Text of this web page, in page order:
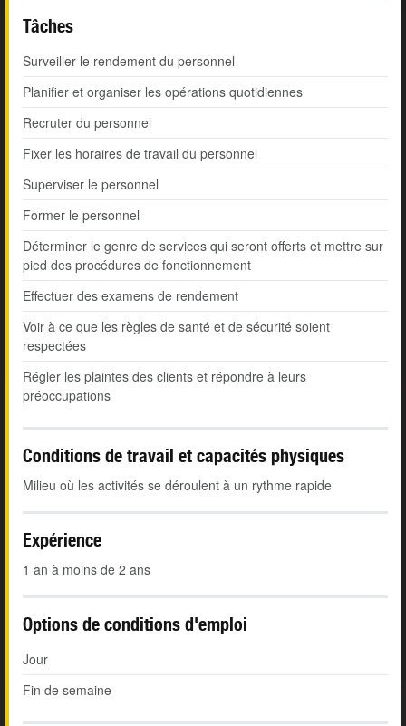
Tâches
Surveiller le rendement du personnel
Planifier et organiser les opérations quotidiennes
Recruter du personnel
Fixer les horaires de travail du personnel
Superviser le personnel
Former le personnel
Déterminer le genre de services qui seront offerts et mettre sur
pied des procédures de fonctionnement
Effectuer des examens de rendement
Voir à ce que les règles de santé et de sécurité soient
respectées
Régler les plaintes des clients et répondre à leurs
préoccupations
Conditions de travail et capacités physiques
Milieu où les activités se déroulent à un rythme rapide
Expérience
1 an à moins de 2 ans
Options de conditions d'emploi
Jour
Fin de semaine